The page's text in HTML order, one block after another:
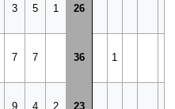
3 5 1 26
7 7 36 1
9 4 2 23